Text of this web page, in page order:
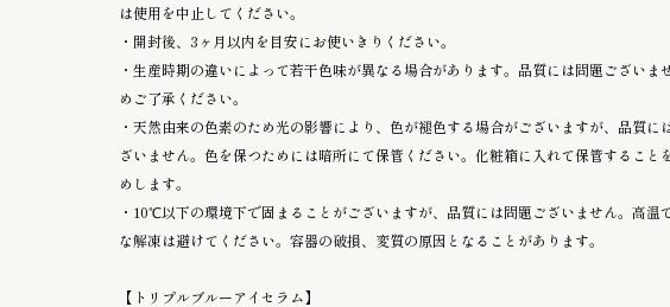
は使用を中止してください。
・開封後、3ヶ月以内を目安にお使いきりください。
・生産時期の違いによって若干色味が異なる場合があります。品質には問題ございま
めご了承ください。
・天然由来の色素のため光の影響により、色が褪色する場合がございますが、品質に
ざいません。色を保つためには暗所にて保管ください。化粧箱に入れて保管すること
めします。
・10℃以下の環境下で固まることがございますが、品質には問題ございません。高温
な解凍は避けてください。容器の破損、変質の原因となることがあります。
【トリプルブルーアイセラム】